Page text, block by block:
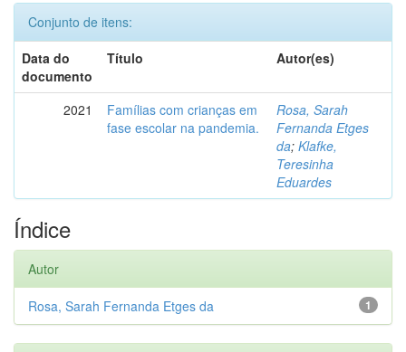
Conjunto de itens:
Data do
documento
Título Autor(es)
2021
Famílias com crianças em
fase escolar na pandemia.
Rosa, Sarah
Fernanda Etges
da; Klafke,
Teresinha
Eduardes
Índice
Autor
1
Rosa, Sarah Fernanda Etges da